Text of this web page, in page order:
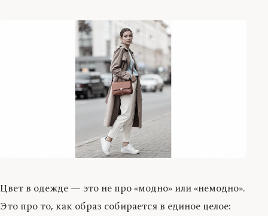
Цвет в одежде — это не про «модно» или «немодно».
Это про то, как образ собирается в единое целое: